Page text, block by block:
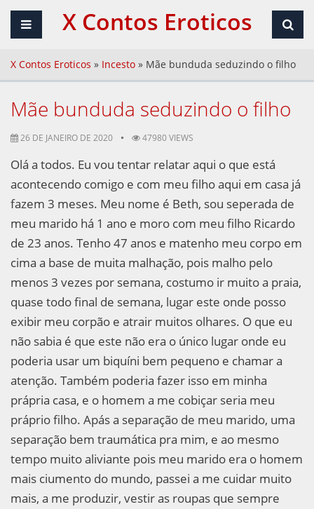
X Contos Eroticos
X Contos Eroticos » Incesto » Mãe bunduda seduzindo o filho
Mãe bunduda seduzindo o filho
26 DE JANEIRO DE 2020 47980 VIEWS
Olá a todos. Eu vou tentar relatar aqui o que está
acontecendo comigo e com meu filho aqui em casa já
fazem 3 meses. Meu nome é Beth, sou seperada de
meu marido há 1 ano e moro com meu filho Ricardo
de 23 anos. Tenho 47 anos e matenho meu corpo em
cima a base de muita malhação, pois malho pelo
menos 3 vezes por semana, costumo ir muito a praia,
quase todo final de semana, lugar este onde posso
exibir meu corpão e atrair muitos olhares. O que eu
não sabia é que este não era o único lugar onde eu
poderia usar um biquíni bem pequeno e chamar a
atenção. Também poderia fazer isso em minha
prápria casa, e o homem a me cobiçar seria meu
práprio filho. Apás a separação de meu marido, uma
separação bem traumática pra mim, e ao mesmo
tempo muito aliviante pois meu marido era o homem
mais ciumento do mundo, passei a me cuidar muito
mais, a me produzir, vestir as roupas que sempre